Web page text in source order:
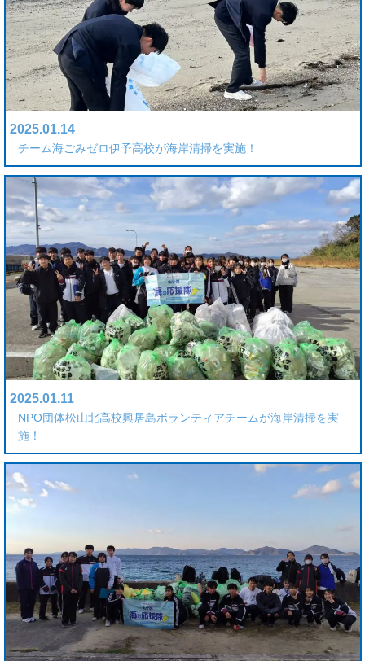
2025.01.14
チーム海ごみゼロ伊予高校が海岸清掃を実施！
2025.01.11
NPO団体松山北高校興居島ボランティアチームが海岸清掃を実
施！